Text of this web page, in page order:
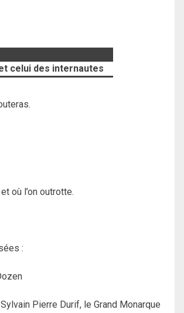
celui des internautes
où l’on outrotte.
:
Pierre Durif, le Grand Monarque